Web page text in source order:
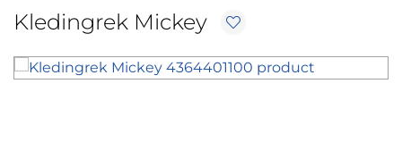
Kledingrek Mickey